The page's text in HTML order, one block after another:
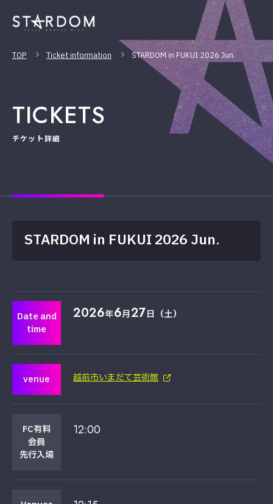
TOP Ticket information STARDOM in FUKUI 2026 Jun.
TICKETS
チケット詳細
STARDOM in FUKUI 2026 Jun.
Date and
time
2026年6月27日（土）
venue 越前市いまだて芸術館
FC有料
会員
先行入場
12:00